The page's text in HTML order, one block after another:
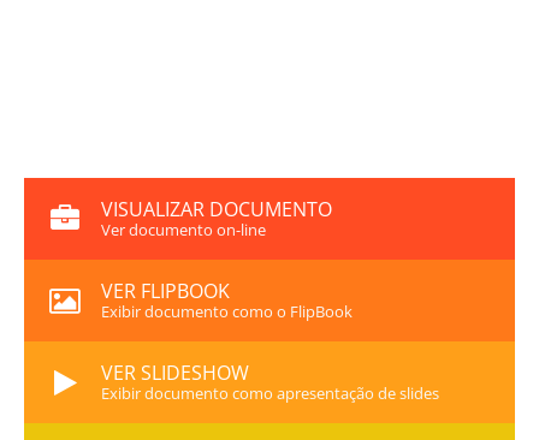
VISUALIZAR DOCUMENTO
Ver documento on-line
VER FLIPBOOK
Exibir documento como o FlipBook
VER SLIDESHOW
Exibir documento como apresentação de slides